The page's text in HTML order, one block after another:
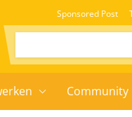
Sponsored Post
Community